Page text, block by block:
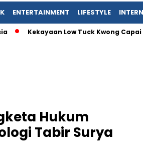
ENTERTAINMENT LIFESTYLE
Kekayaan Low Tuck Kwong Capai USD
Hukum
Tabir Surya